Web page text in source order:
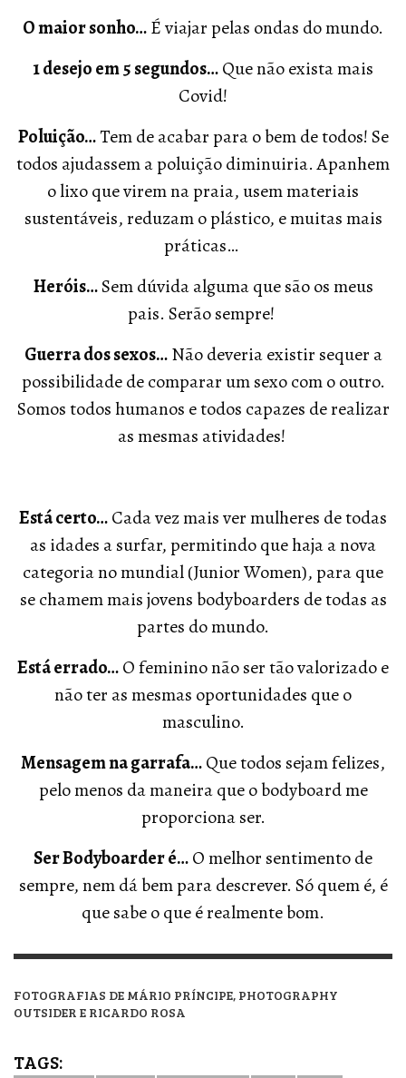
O maior sonho…É viajar pelas ondas do mundo.
1 desejo em 5 segundos…Que não exista mais
Covid!
Poluição…Tem de acabar para o bem de todos! Se
todos ajudassem a poluição diminuiria. Apanhem
o lixo que virem na praia, usem materiais
sustentáveis, reduzam o plástico, e muitas mais
práticas…
Heróis…Sem dúvida alguma que são os meus
pais. Serão sempre!
Guerra dos sexos…Não deveria existir sequer a
possibilidade de comparar um sexo com o outro.
Somos todos humanos e todos capazes de realizar
as mesmas atividades!
Está certo…Cada vez mais ver mulheres de todas
as idades a surfar, permitindo que haja a nova
categoria no mundial (Junior Women), para que
se chamem mais jovens bodyboarders de todas as
partes do mundo.
Está errado…O feminino não ser tão valorizado e
não ter as mesmas oportunidades que o
masculino.
Mensagem na garrafa…Que todos sejam felizes,
pelo menos da maneira que o bodyboard me
proporciona ser.
Ser Bodyboarder é…O melhor sentimento de
sempre, nem dá bem para descrever. Só quem é, é
que sabe o que é realmente bom.
FOTOGRAFIAS DE MÁRIO PRÍNCIPE, PHOTOGRAPHY
OUTSIDER E RICARDO ROSA
TAGS: